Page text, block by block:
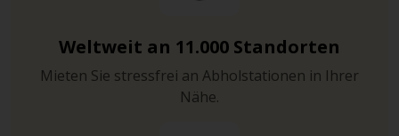
Weltweit an 11.000 Standorten
Mieten Sie stressfrei an Abholstationen in Ihrer
Nähe.